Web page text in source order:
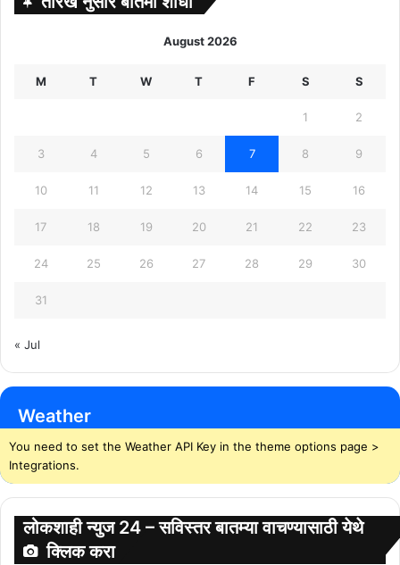
August 2026
M T W T F S S
1 2
3 4 5 6 7 8 9
10 11 12 13 14 15 16
17 18 19 20 21 22 23
24 25 26 27 28 29 30
31
« Jul
Weather
You need to set the Weather API Key in the theme options page >
Integrations.
लोकशाही न्युज 24 – सविस्तर बातम्या वाचण्यासाठी येथे
क्लिक करा